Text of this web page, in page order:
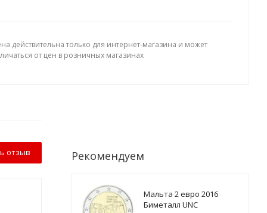
действительна только для интернет-магазина и может
от цен в розничных магазинах
отзыв Рекомендуем
Мальта 2 евро 2016
Биметалл UNC